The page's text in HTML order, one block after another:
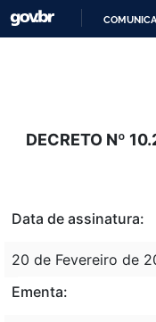
DECRETO Nº
Data de assinatura:
20 de Fevereiro de
Ementa: